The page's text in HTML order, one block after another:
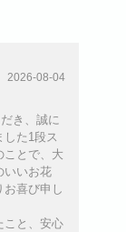
2026-08-04
き、誠に
た1段ス
ことで、大
いいお花
お喜び申し
こと、安心